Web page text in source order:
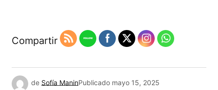
Compartir
de Sofía ManinPublicado mayo 15, 2025